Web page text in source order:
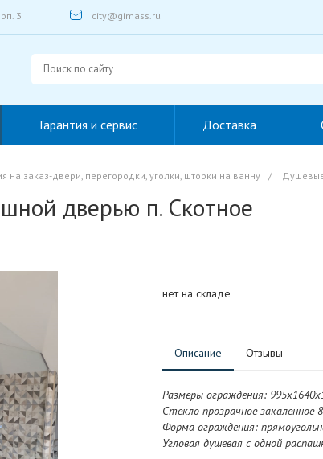
3 city@gimass.ru
Гарантия и сервис Доставка
на заказ-двери, перегородки, уголки, шторки на ванну /
дверью п. Скотное
нет на складе
Описание Отзывы
Размеры ограждения:
Стекло прозрачное закаленное
Форма ограждения:
Угловая душевая с одной